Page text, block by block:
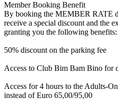
Member Booking Benefit
By booking the MEMBER RATE
receive a special discount and the
granting you the following benefits:
50% discount on the parking fee
Access to Club Bim Bam Bino for
Access for 4 hours to the Adults-
instead of Euro 65,00/95,00